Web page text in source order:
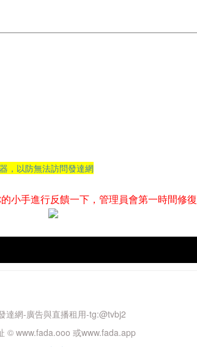
，以防無法訪問發達網
小手進行反饋一下，管理員會第一時間修復
達網-廣告與直播租用-tg:@tvbj2
© www.fada.ooo 或www.fada.app